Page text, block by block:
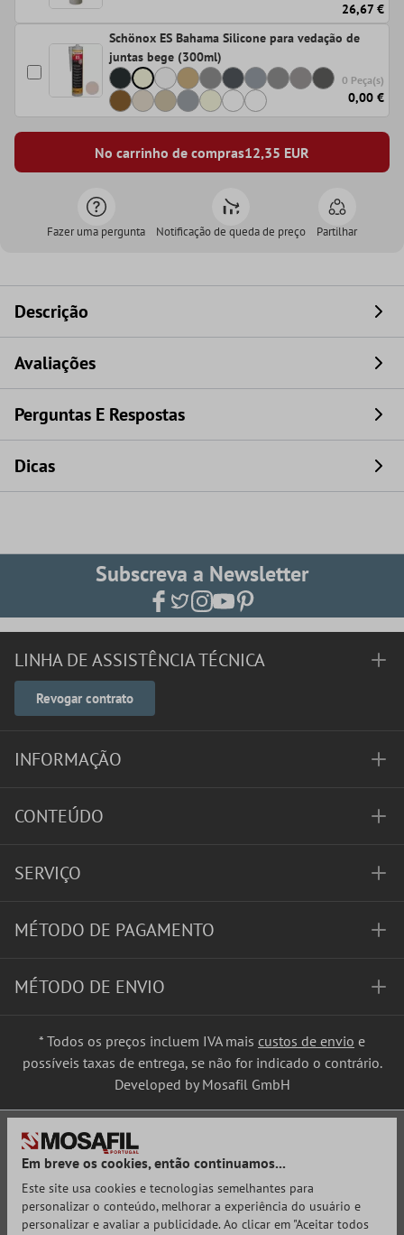
26,67 €
Schönox ES Bahama Silicone para vedação de
juntas bege (300ml)
0 Peça(s)
0,00 €
No carrinho de compras12,35 EUR
Fazer uma pergunta Notificação de queda de preço Partilhar
Descrição
Avaliações
Perguntas E Respostas
Dicas
Subscreva a Newsletter
LINHA DE ASSISTÊNCIA TÉCNICA
Revogar contrato
INFORMAÇÃO
CONTEÚDO
SERVIÇO
MÉTODO DE PAGAMENTO
MÉTODO DE ENVIO
* Todos os preços incluem IVA mais custos de envio e
possíveis taxas de entrega, se não for indicado o contrário.
Developed by Mosafil GmbH
Em breve os cookies, então continuamos...
Este site usa cookies e tecnologias semelhantes para
personalizar o conteúdo, melhorar a experiência do usuário e
personalizar e avaliar a publicidade. Ao clicar em "Aceitar todos